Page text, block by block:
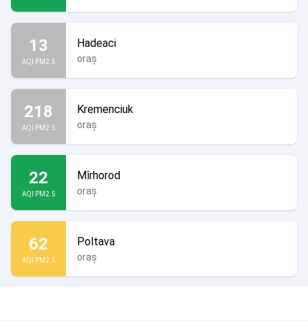
13
AQI PM2.5
Hadeaci
oraș
218
AQI PM2.5
Kremenciuk
oraș
22
AQI PM2.5
Mîrhorod
oraș
62
AQI PM2.5
Poltava
oraș